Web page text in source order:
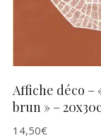
Affiche déco –
brun » –
14,50€